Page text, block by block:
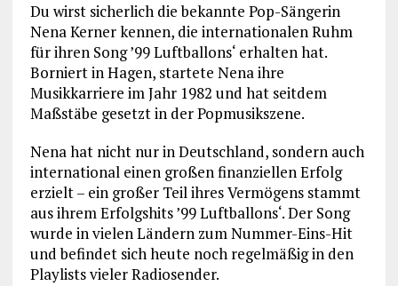
Du wirst sicherlich die bekannte Pop-Sängerin
Nena Kerner kennen, die internationalen Ruhm
für ihren Song ’99 Luftballons‘ erhalten hat.
Borniert in Hagen, startete Nena ihre
Musikkarriere im Jahr 1982 und hat seitdem
Maßstäbe gesetzt in der Popmusikszene.
Nena hat nicht nur in Deutschland, sondern auch
international einen großen finanziellen Erfolg
erzielt – ein großer Teil ihres Vermögens stammt
aus ihrem Erfolgshits ’99 Luftballons‘. Der Song
wurde in vielen Ländern zum Nummer-Eins-Hit
und befindet sich heute noch regelmäßig in den
Playlists vieler Radiosender.